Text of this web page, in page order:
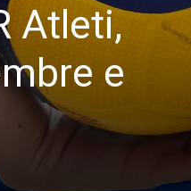
Atleti,
e